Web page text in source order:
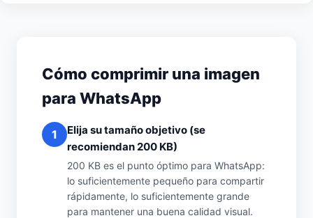
Cómo comprimir una imagen
para WhatsApp
1
Elija su tamaño objetivo (se
recomiendan 200 KB)
200 KB es el punto óptimo para WhatsApp:
lo suficientemente pequeño para compartir
rápidamente, lo suficientemente grande
para mantener una buena calidad visual.